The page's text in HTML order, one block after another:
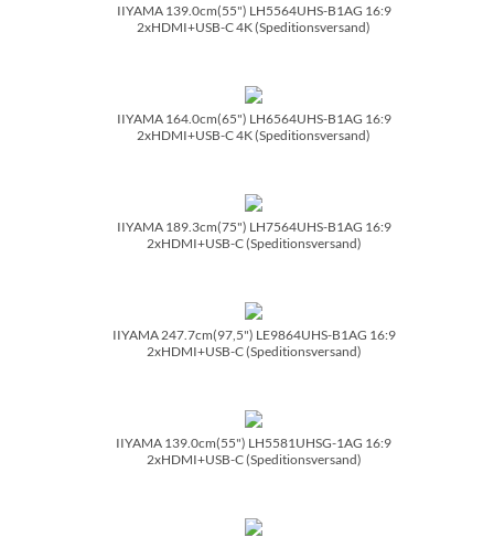
IIYAMA 139.0cm(55") LH5564UHS-B1AG 16:9
2xHDMI+USB-C 4K (Speditionsversand)
IIYAMA 164.0cm(65") LH6564UHS-B1AG 16:9
2xHDMI+USB-C 4K (Speditionsversand)
IIYAMA 189.3cm(75") LH7564UHS-B1AG 16:9
2xHDMI+USB-C (Speditionsversand)
IIYAMA 247.7cm(97,5") LE9864UHS-B1AG 16:9
2xHDMI+USB-C (Speditionsversand)
IIYAMA 139.0cm(55") LH5581UHSG-1AG 16:9
2xHDMI+USB-C (Speditionsversand)